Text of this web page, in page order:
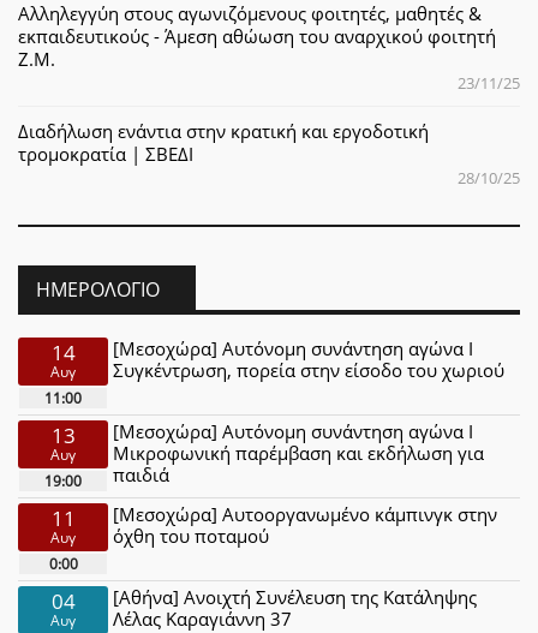
Αλληλεγγύη στους αγωνιζόμενους φοιτητές, μαθητές &
εκπαιδευτικούς - Άμεση αθώωση του αναρχικού φοιτητή
Ζ.Μ.
23/11/25
Διαδήλωση ενάντια στην κρατική και εργοδοτική
τρομοκρατία | ΣΒΕΔΙ
28/10/25
ΗΜΕΡΟΛΌΓΙΟ
14
Αυγ
11:00
[Μεσοχώρα] Αυτόνομη συνάντηση αγώνα Ι
Συγκέντρωση, πορεία στην είσοδο του χωριού
13
Αυγ
19:00
[Μεσοχώρα] Αυτόνομη συνάντηση αγώνα Ι
Μικροφωνική παρέμβαση και εκδήλωση για
παιδιά
11
Αυγ
0:00
[Μεσοχώρα] Αυτοοργανωμένο κάμπινγκ στην
όχθη του ποταμού
04
Αυγ
[Αθήνα] Ανοιχτή Συνέλευση της Κατάληψης
Λέλας Καραγιάννη 37